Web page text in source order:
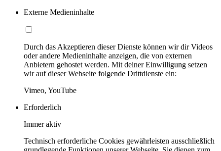
Externe Medieninhalte
Durch das Akzeptieren dieser Dienste können wir dir Videos
oder andere Medieninhalte anzeigen, die von externen
Anbietern gehostet werden. Mit deiner Einwilligung setzen
wir auf dieser Webseite folgende Drittdienste ein:
Vimeo, YouTube
Erforderlich
Immer aktiv
Technisch erforderliche Cookies gewährleisten ausschließlich